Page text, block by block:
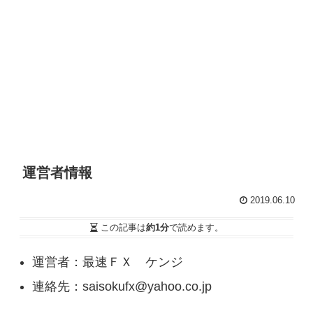
運営者情報
2019.06.10
この記事は約1分で読めます。
運営者：最速ＦＸ ケンジ
連絡先：saisokufx@yahoo.co.jp